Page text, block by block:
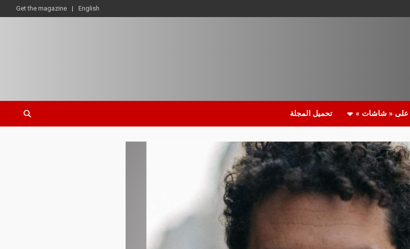
English
Get the magazine
على « شاشات » تحميل المجلة